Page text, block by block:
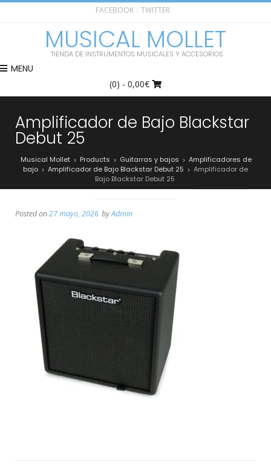
FACEBOOK TWITTER
MUSICAL MOLLET
TIENDA DE INSTRUMENTOS MUSICALES Y ACCESORIOS
MENU
(0) - 0,00€
Amplificador de Bajo Blackstar
Debut 25
Musical Mollet > Products > Guitarras y bajos > Amplificadores de
bajo > Amplificador de Bajo Blackstar Debut 25 > Amplificador de
Bajo Blackstar Debut 25
Posted on27 mayo, 2026 byAdmin